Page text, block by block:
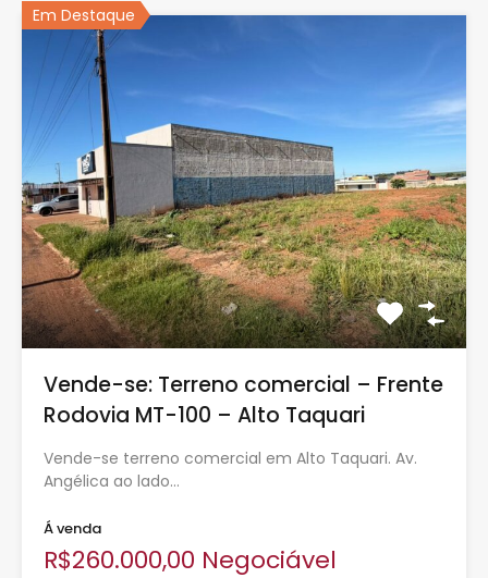
Em Destaque
Vende-se: Terreno comercial – Frente
Rodovia MT-100 – Alto Taquari
Vende-se terreno comercial em Alto Taquari. Av.
Angélica ao lado…
Á venda
R$260.000,00 Negociável